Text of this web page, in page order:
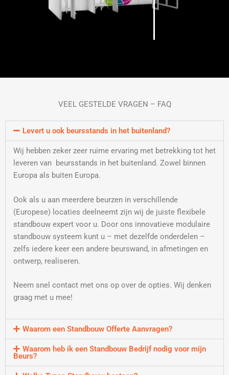
VEEL GESTELDE VRAGEN – FAQ
Levert u ook beursstands in het buitenland?
Wij hebben zeker zeer ruime ervaring met betrekking tot het
leveren van beursstands in het buitenland. Zowel binnen
Europa als buiten Europa.
Ook als u aan meerdere beurzen in verschillende
(Europese) locaties deelneemt zijn wij de juiste flexibele
standbouw expert voor u. Door ons innovatieve modulaire
standbouw systeem kunt u – met dezelfde onderdelen –
zelfs iedere keer een andere beurswand, in afmetingen en
ontwerp, realiseren.
Neem snel contact met ons op over de opties. Wij denken
graag met u mee!
Waarom een Standbouw Offerte Aanvragen?
Waarom heb ik een Standbouw Bedrijf nodig voor mijn
Beurs?